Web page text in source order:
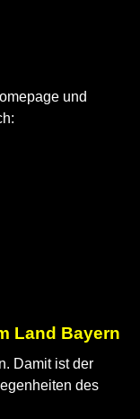
und
Land Bayern
Damit ist der
des